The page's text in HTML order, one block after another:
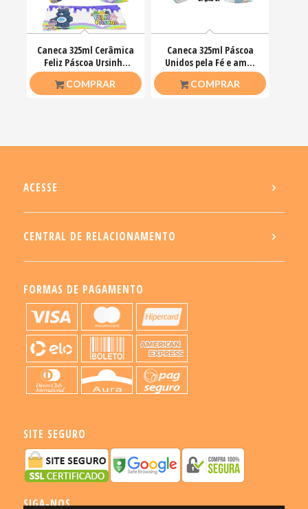
Caneca 325ml Cerâmica
Feliz Páscoa Ursinho
Carinhosos
COMPRAR
Caneca 325ml Páscoa
Unidos pela Fé e amor
que ele nos ensinou
COMPRAR
ACESSE
CENTRAL DE RELACIONAMENTO
FORMAS DE PAGAMENTO
SITE SEGURO
SIGA-NOS